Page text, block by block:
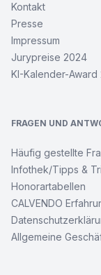
Kontakt
Presse
Impressum
Jurypreise 2024
KI-Kalender-Award
FRAGEN UND
Häufig gestellte
Infothek/Tipps &
Honorartabellen
CALVENDO
Allgemeine